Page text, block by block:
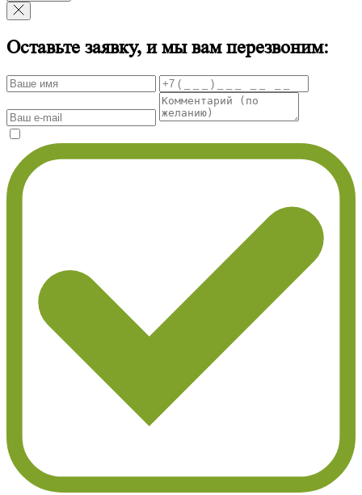
Оставьте заявку, и мы вам перезвоним: